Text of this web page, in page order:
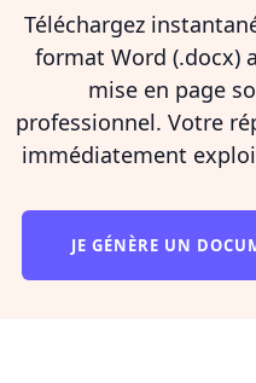
Téléchargez
format Word (.docx)
mise en page
professionnel. Votre
immédiatement
JE GÉNÈRE UN